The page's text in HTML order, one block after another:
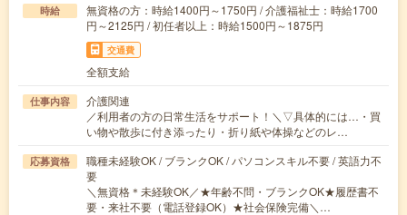
時給
無資格の方：時給1400円～1750円 / 介護福祉士：時給1700
円～2125円 / 初任者以上：時給1500円～1875円
交通費
全額支給
仕事内容
介護関連
／利用者の方の日常生活をサポート！＼▽具体的には…・買
い物や散歩に付き添ったり・折り紙や体操などのレ…
応募資格
職種未経験OK / ブランクOK / パソコンスキル不要 / 英語力不
要
＼無資格＊未経験OK／★年齢不問・ブランクOK★履歴書不
要・来社不要（電話登録OK）★社会保険完備＼…